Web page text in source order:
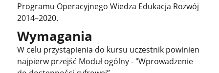
Programu Operacyjnego Wiedza Edukacja Rozwój
2014–2020.
Wymagania
W celu przystąpienia do kursu uczestnik powinien
najpierw przejść Moduł ogólny - "Wprowadzenie